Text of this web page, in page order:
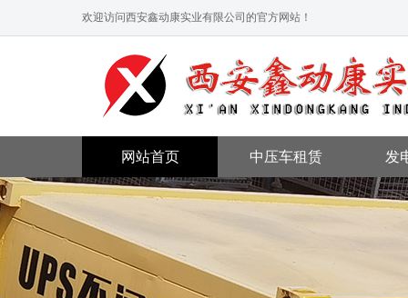
欢迎访问西安鑫动康实业有限公司的官方网站！
网站首页 中压车租赁 发